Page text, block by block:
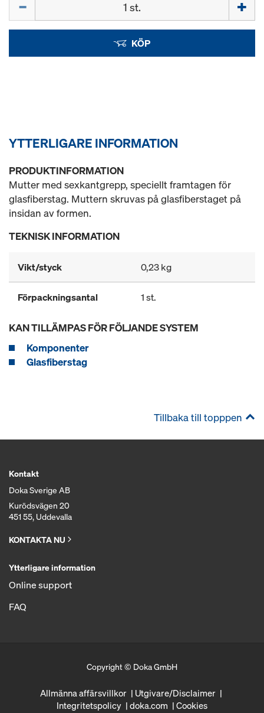
KÖP
YTTERLIGARE INFORMATION
PRODUKTINFORMATION
Mutter med sexkantgrepp, speciellt framtagen för
glasfiberstag. Muttern skruvas på glasfiberstaget på
insidan av formen.
TEKNISK INFORMATION
Vikt/styck 0,23 kg
Förpackningsantal 1 st.
KAN TILLÄMPAS FÖR FÖLJANDE SYSTEM
Komponenter
Glasfiberstag
Tillbaka till topppen
Kontakt
Doka Sverige AB
Kurödsvägen 20
451 55, Uddevalla
KONTAKTA NU
Ytterligare information
Online support
FAQ
Copyright © Doka GmbH
Allmänna affärsvillkor
Utgivare/Disclaimer
Integritetspolicy
doka.com Cookies